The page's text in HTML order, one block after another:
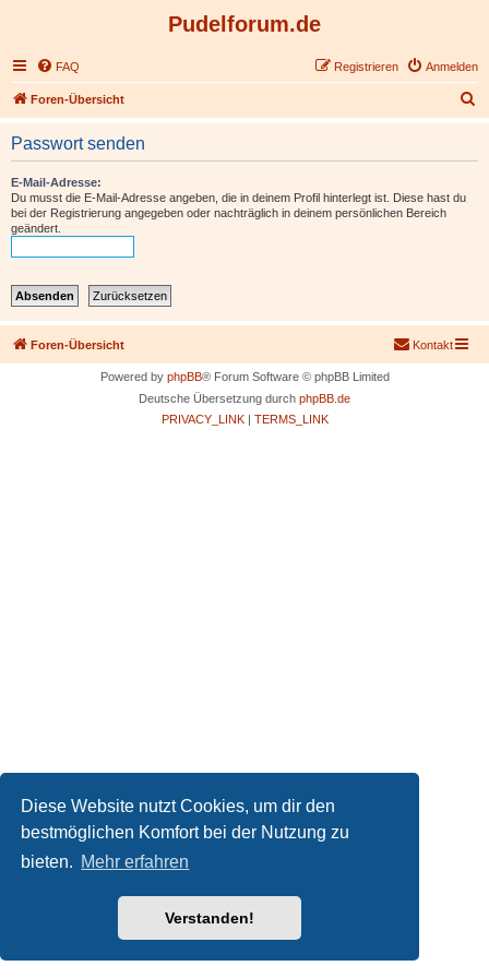
Diese Website nutzt Cookies, um dir den
bestmöglichen Komfort bei der Nutzung zu
bieten. Mehr erfahren
Verstanden!
Pudelforum.de
FAQ Anmelden
Registrieren
Foren-Übersicht
u
Passwort senden
E-Mail-Adresse:
Du musst die E-Mail-Adresse angeben, die in deinem Profil hinterlegt ist. Diese hast du
bei der Registrierung angegeben oder nachträglich in deinem persönlichen Bereich
geändert.
Foren-Übersicht Kontakt
Powered by phpBB® Forum Software © phpBB Limited
Deutsche Übersetzung durch phpBB.de
PRIVACY_LINK| TERMS_LINK